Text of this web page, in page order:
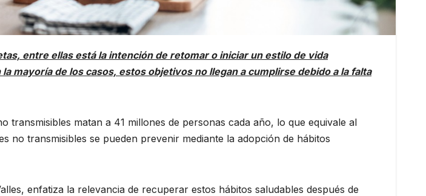
entre ellas está la intención de retomar o iniciar un estilo de vida
mayoría de los casos, estos objetivos no llegan a cumplirse debido a la falta
transmisibles matan a 41 millones de personas cada año, lo que equivale al
no transmisibles se pueden prevenir mediante la adopción de hábitos
enfatiza la relevancia de recuperar estos hábitos saludables después de